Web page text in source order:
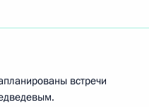
встречи